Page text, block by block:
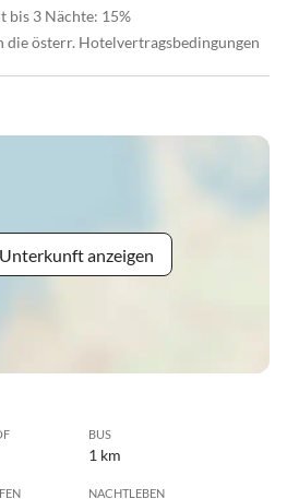
bis 3 Nächte: 15%
die österr. Hotelvertragsbedingungen
anzeigen
BUS
1 km
NACHTLEBEN